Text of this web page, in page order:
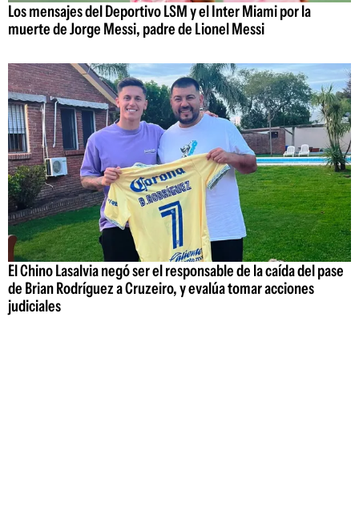
Los mensajes del Deportivo LSM y el Inter Miami por la
muerte de Jorge Messi, padre de Lionel Messi
El Chino Lasalvia negó ser el responsable de la caída del pase
de Brian Rodríguez a Cruzeiro, y evalúa tomar acciones
judiciales